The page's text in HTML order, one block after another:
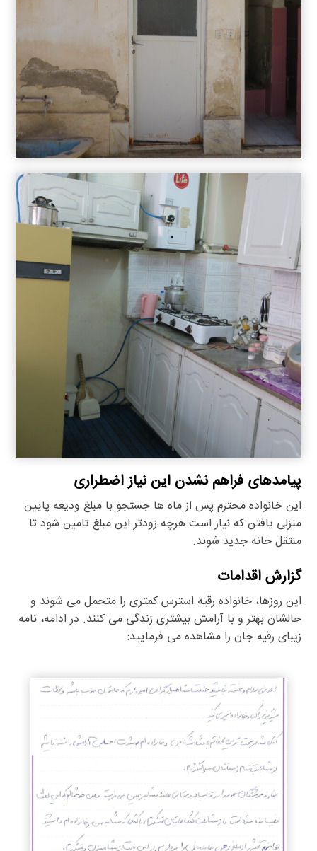
پیامدهای فراهم نشدن این نیاز اضطراری
این خانواده محترم پس از ماه ها جستجو با مبلغ ودیعه پایین
منزلی یافتن که نیاز است هرچه زودتر این مبلغ تامین شود تا
منتقل خانه جدید شوند.
گزارش اقدامات
این روزها، خانواده رقیه استرس کمتری را متحمل می شوند و
حالشان بهتر و با آرامش بیشتری زندگی می کنند. در ادامه، نامه
زیبای رقیه جان را مشاهده می فرمایید: